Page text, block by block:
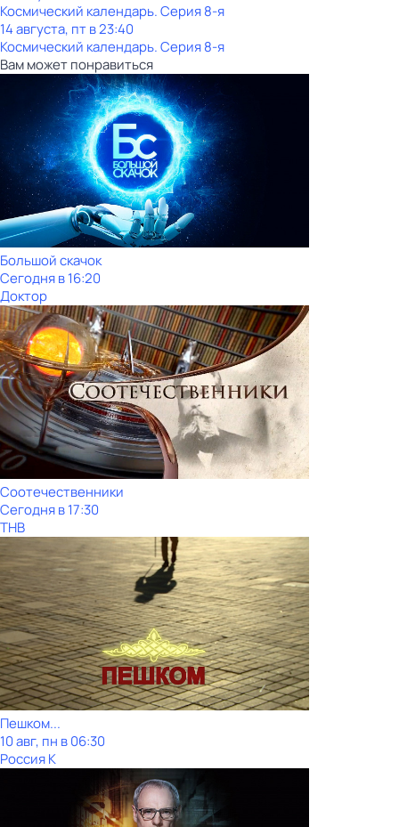
Космический календарь. Серия 8-я
14 августа, пт в 23:40
Космический календарь. Серия 8-я
Вам может понравиться
Большой скачок
Сегодня в 16:20
Доктор
Соотечественники
Сегодня в 17:30
ТНВ
Пешком...
10 авг, пн в 06:30
Россия К